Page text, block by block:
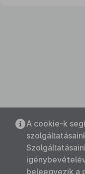
A cookie-k
beleegyezik a